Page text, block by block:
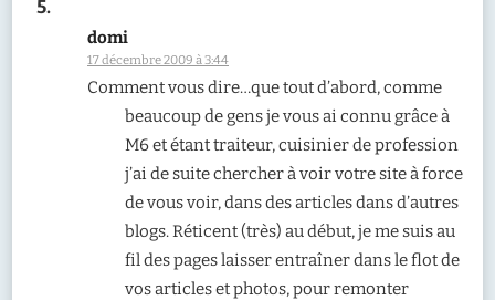
domi
17 décembre 2009 à 3:44
Comment vous dire…que tout d’abord, comme
beaucoup de gens je vous ai connu grâce à
M6 et étant traiteur, cuisinier de profession
j’ai de suite chercher à voir votre site à force
de vous voir, dans des articles dans d’autres
blogs. Réticent (très) au début, je me suis au
fil des pages laisser entraîner dans le flot de
vos articles et photos, pour remonter